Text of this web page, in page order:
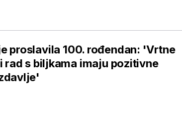
proslavila 100. rođendan: 'Vrtne
rad s biljkama imaju pozitivne